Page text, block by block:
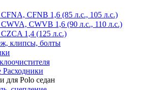
CFNA, CFNB 1,6 (85 л.с., 105 л.с.)
CWVA, CWVB 1,6 (90 л.с., 110 л.с.)
CZCA 1,4 (125 л.с.)
клипсы, болты
Расходники
для Polo седан